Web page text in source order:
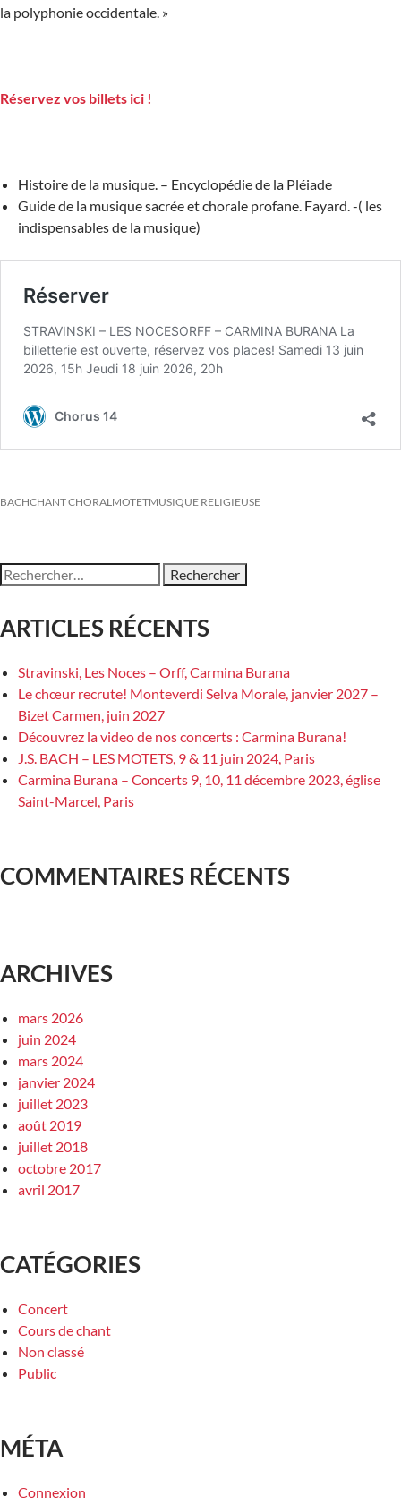
la polyphonie occidentale. »
Réservez vos billets ici !
Histoire de la musique. – Encyclopédie de la Pléiade
Guide de la musique sacrée et chorale profane. Fayard. -( les
indispensables de la musique)
BACHCHANT CHORALMOTETMUSIQUE RELIGIEUSE
Rechercher :
ARTICLES RÉCENTS
Stravinski, Les Noces – Orff, Carmina Burana
Le chœur recrute! Monteverdi Selva Morale, janvier 2027 –
Bizet Carmen, juin 2027
Découvrez la video de nos concerts : Carmina Burana!
J.S. BACH – LES MOTETS, 9 & 11 juin 2024, Paris
Carmina Burana – Concerts 9, 10, 11 décembre 2023, église
Saint-Marcel, Paris
COMMENTAIRES RÉCENTS
ARCHIVES
mars 2026
juin 2024
mars 2024
janvier 2024
juillet 2023
août 2019
juillet 2018
octobre 2017
avril 2017
CATÉGORIES
Concert
Cours de chant
Non classé
Public
MÉTA
Connexion